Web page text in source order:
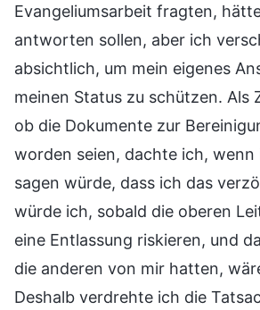
Evangeliumsarbeit fragten,
antworten sollen, aber ich
absichtlich, um mein eigenes
meinen Status zu schützen. Als
ob die Dokumente zur
worden seien, dachte ich, wenn
sagen würde, dass ich das
würde ich, sobald die oberen
eine Entlassung riskieren, und
die anderen von mir hatten,
Deshalb verdrehte ich die